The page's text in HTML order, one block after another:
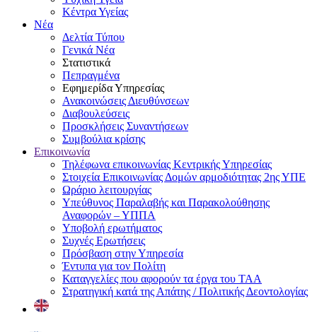
Κέντρα Υγείας
Νέα
Δελτία Τύπου
Γενικά Νέα
Στατιστικά
Πεπραγμένα
Εφημερίδα Υπηρεσίας
Ανακοινώσεις Διευθύνσεων
Διαβουλεύσεις
Προσκλήσεις Συναντήσεων
Συμβούλια κρίσης
Επικοινωνία
Τηλέφωνα επικοινωνίας Κεντρικής Υπηρεσίας
Στοιχεία Επικοινωνίας Δομών αρμοδιότητας 2ης ΥΠΕ
Ωράριο λειτουργίας
Υπεύθυνος Παραλαβής και Παρακολούθησης
Αναφορών – ΥΠΠΑ
Υποβολή ερωτήματος
Συχνές Ερωτήσεις
Πρόσβαση στην Υπηρεσία
Έντυπα για τον Πολίτη
Καταγγελίες που αφορούν τα έργα του ΤΑΑ
Στρατηγική κατά της Απάτης / Πολιτικής Δεοντολογίας